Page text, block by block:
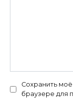
Сохранить
браузере для